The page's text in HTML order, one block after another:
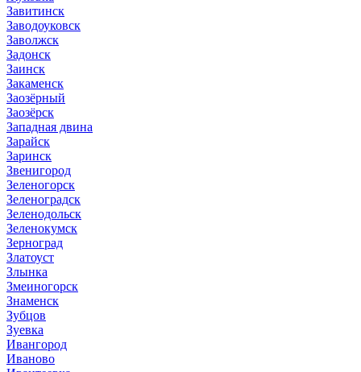
Завитинск
Заводоуковск
Заволжск
Задонск
Заинск
Закаменск
Заозёрный
Заозёрск
Западная двина
Зарайск
Заринск
Звенигород
Зеленогорск
Зеленоградск
Зеленодольск
Зеленокумск
Зерноград
Златоуст
Злынка
Змеиногорск
Знаменск
Зубцов
Зуевка
Ивангород
Иваново